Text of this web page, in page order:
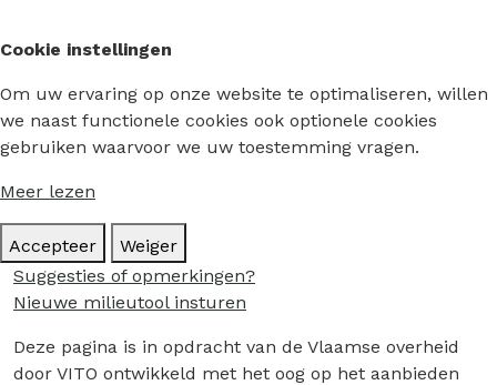
Cookie instellingen
Om uw ervaring op onze website te optimaliseren, willen
we naast functionele cookies ook optionele cookies
gebruiken waarvoor we uw toestemming vragen.
Meer lezen
Accepteer
Weiger
Suggesties of opmerkingen?
Nieuwe milieutool insturen
Deze pagina is in opdracht van de Vlaamse overheid
door VITO ontwikkeld met het oog op het aanbieden